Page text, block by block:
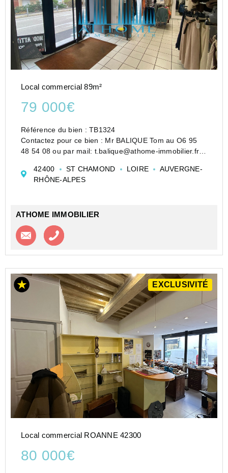
Local commercial 89m²
79 000€
Référence du bien : TB1324
Contactez pour ce bien : Mr BALIQUE Tom au O6 95
48 54 08 ou par mail: t.balique@athome-immobilier.fr
situé !
Au plein cœur de Saint-Chamond, venez découvrir ces
42400 ST CHAMOND LOIRE
AUVERGNE-
RHÔNE-ALPES
ATHOME IMMOBILIER
Contacter l'agence
EXCLUSIVITÉ
Local commercial ROANNE 42300
80 000€